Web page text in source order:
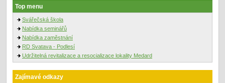
Top menu
Svářečská škola
Nabídka seminářů
Nabídka zaměstnání
RD Svatava - Podlesí
Udržitelná revitalizace a resocializace lokality Medard
Zajímavé odkazy